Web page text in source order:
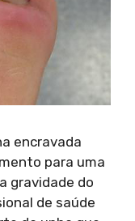
encravada
para uma
gravidade do
de saúde